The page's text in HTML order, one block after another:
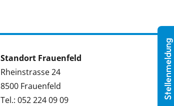
Standort Frauenfeld
Rheinstrasse 24
8500 Frauenfeld
Tel.: 052 224 09 09
Stellenmeldung